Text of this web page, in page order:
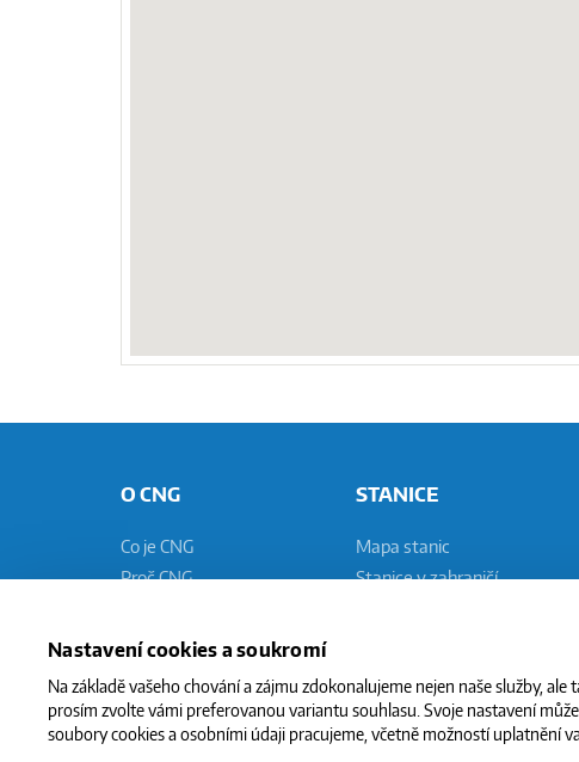
Nastavení cookies a soukromí
Na základě vašeho chování a zájmu zdokonalujeme nejen naše služby,
prosím zvolte vámi preferovanou variantu souhlasu. Svoje nastavení
soubory cookies a osobními údaji pracujeme, včetně možností uplatnění
O CNG
Co je CNG
Proč CNG
Ekologie
STANICE
Mapa stanic
Stanice v zahraničí